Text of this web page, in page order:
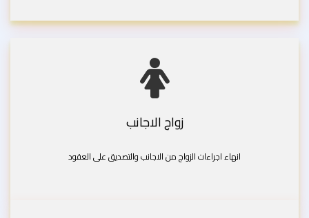
زواج الاجانب
انهاء اجراءات الزواج من الاجانب والتصديق على العقود